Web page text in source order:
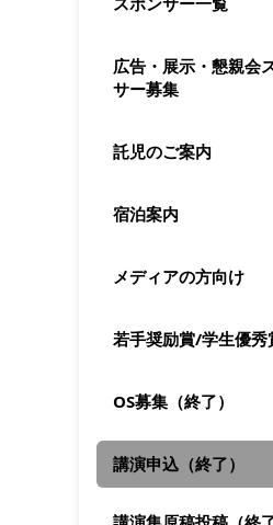
広告・展示・懇親会
サー募集
託児のご案内
宿泊案内
メディアの方向け
若手奨励賞/学生優秀
OS募集（終了）
講演申込（終了）